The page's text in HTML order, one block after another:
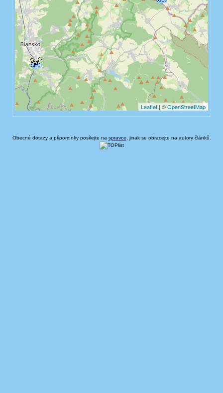
Obecné dotazy a připomínky posílejte na spravce , jinak se obracejte na autory článků.